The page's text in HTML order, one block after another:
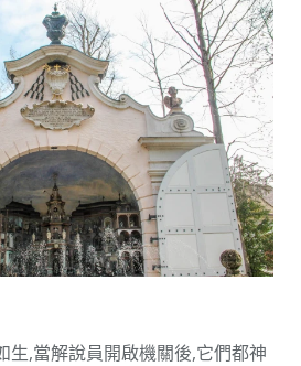
生,當解說員開啟機關後,它們都神